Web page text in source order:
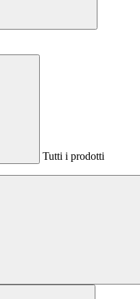
Tutti i prodotti